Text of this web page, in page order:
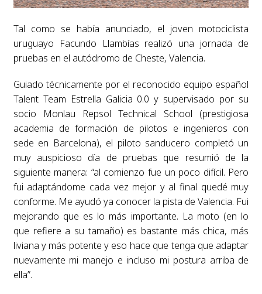
Tal como se había anunciado, el joven motociclista
uruguayo Facundo Llambías realizó una jornada de
pruebas en el autódromo de Cheste, Valencia.
Guiado técnicamente por el reconocido equipo español
Talent Team Estrella Galicia 0.0 y supervisado por su
socio Monlau Repsol Technical School (prestigiosa
academia de formación de pilotos e ingenieros con
sede en Barcelona), el piloto sanducero completó un
muy auspicioso día de pruebas que resumió de la
siguiente manera: “al comienzo fue un poco difícil. Pero
fui adaptándome cada vez mejor y al final quedé muy
conforme. Me ayudó ya conocer la pista de Valencia. Fui
mejorando que es lo más importante. La moto (en lo
que refiere a su tamaño) es bastante más chica, más
liviana y más potente y eso hace que tenga que adaptar
nuevamente mi manejo e incluso mi postura arriba de
ella”.